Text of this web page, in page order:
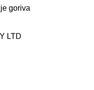
goriva
LTD